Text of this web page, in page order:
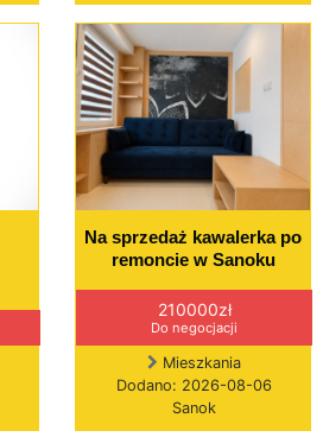
Na sprzedaż kawalerka po
remoncie w Sanoku
210000zł
Do negocjacji
Mieszkania
Dodano: 2026-08-06
Sanok